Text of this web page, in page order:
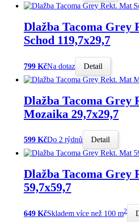
Dlažba Tacoma Grey
Schod 119,7x29,7
799 KčNa dotaz Detail
Dlažba Tacoma Grey
Mozaika 29,7x29,7
599 KčDo 2 týdnů Detail
Dlažba Tacoma Grey
59,7x59,7
649 KčSkladem více než 100 m2